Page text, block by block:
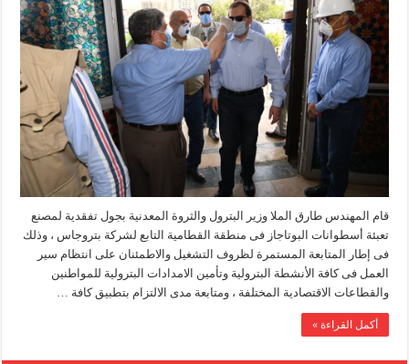
قام المهندس طارق الملا وزير البترول والثروة المعدنية بجول تفقدية لمصنع
تعبئة أسطوانات البوتاجاز فى منطقة القطامية التابع لشركة بتروجاس ، وذلك
فى إطار المتابعة المستمرة لظروف التشغيل والاطمئنان على انتظام سير
العمل فى كافة الأنشطة البترولية وتأمين الامدادات البترولية للمواطنين
والقطاعات الاقتصادية المختلفة ، ومتابعة مدى الالتزام بتطبيق كافة …
أكمل القراءة »